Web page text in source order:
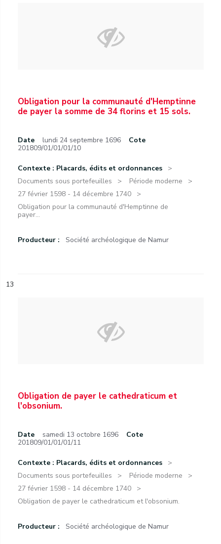
Obligation pour la communauté d'Hemptinne
de payer la somme de 34 florins et 15 sols.
Date lundi 24 septembre 1696
Cote
201809/01/01/01/10
Contexte : Placards, édits et ordonnances
Documents sous portefeuilles
Période moderne
27 février 1598 - 14 décembre 1740
Obligation pour la communauté d'Hemptinne de
payer...
Producteur : Société archéologique de Namur
13
Obligation de payer le cathedraticum et
l'obsonium.
Date samedi 13 octobre 1696
Cote
201809/01/01/01/11
Contexte : Placards, édits et ordonnances
Documents sous portefeuilles
Période moderne
27 février 1598 - 14 décembre 1740
Obligation de payer le cathedraticum et l'obsonium.
Producteur : Société archéologique de Namur